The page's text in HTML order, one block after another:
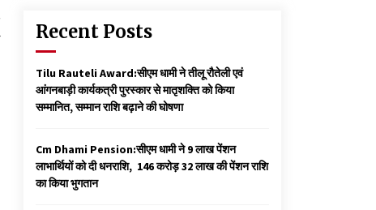
Recent Posts
Tilu Rauteli Award:सीएम धामी ने तीलू रौतेली एवं
आंगनबाड़ी कार्यकत्री पुरस्कार से मातृशक्ति को किया
सम्मानित, सम्मान राशि बढ़ाने की घोषणा
Cm Dhami Pension:सीएम धामी ने 9 लाख पेंशन
लाभार्थियों को दी धनराशि, ₹ 146 करोड़ 32 लाख की पेंशन राशि
का किया भुगतान